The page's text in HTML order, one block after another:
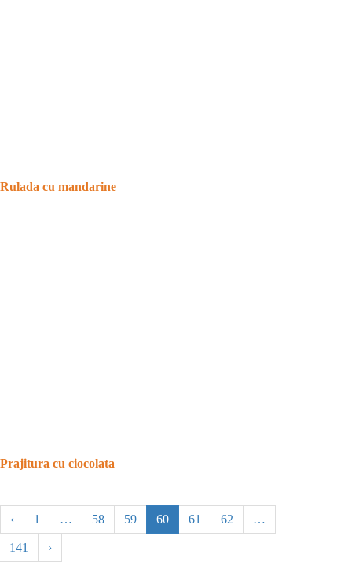
Rulada cu mandarine
Prajitura cu ciocolata
‹ 1 … 58 59 60 61 62 …
141 ›